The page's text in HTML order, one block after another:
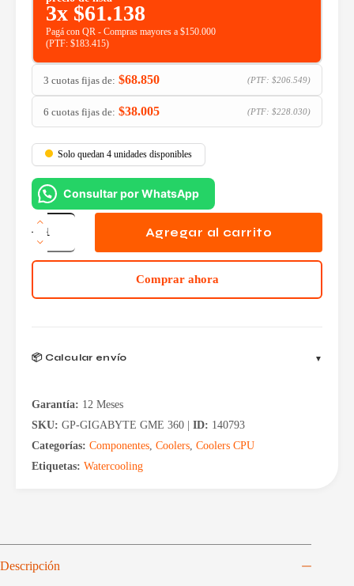
3x $61.138
Pagá con QR - Compras mayores a $150.000
(PTF: $183.415)
3 cuotas fijas de: $68.850 (PTF: $206.549)
6 cuotas fijas de: $38.005 (PTF: $228.030)
Solo quedan 4 unidades disponibles
Consultar por WhatsApp
Watercooling
Gigabyte
Gaming
360
Agregar al carrito
Comprar ahora
📦 Calcular envío
Garantía: 12 Meses
SKU: GP-GIGABYTE GME 360 | ID: 140793
Categorías: Componentes Coolers Coolers CPU
Etiquetas: Watercooling
Descripción